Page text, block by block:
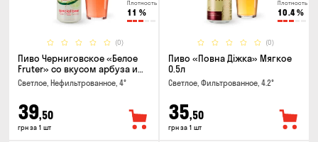
Плотность
11 %
(0)
Пиво Черниговское «Белое
Fruter» со вкусом арбуза и
мяты 0.5л
Светлое, Нефильтрованное, 4°
39,50
грн за 1 шт
Плотность
10.4%
(0)
Пиво «Повна Діжка» Мягкое
0.5л
Светлое, Фильтрованное, 4.2°
35,50
грн за 1 шт